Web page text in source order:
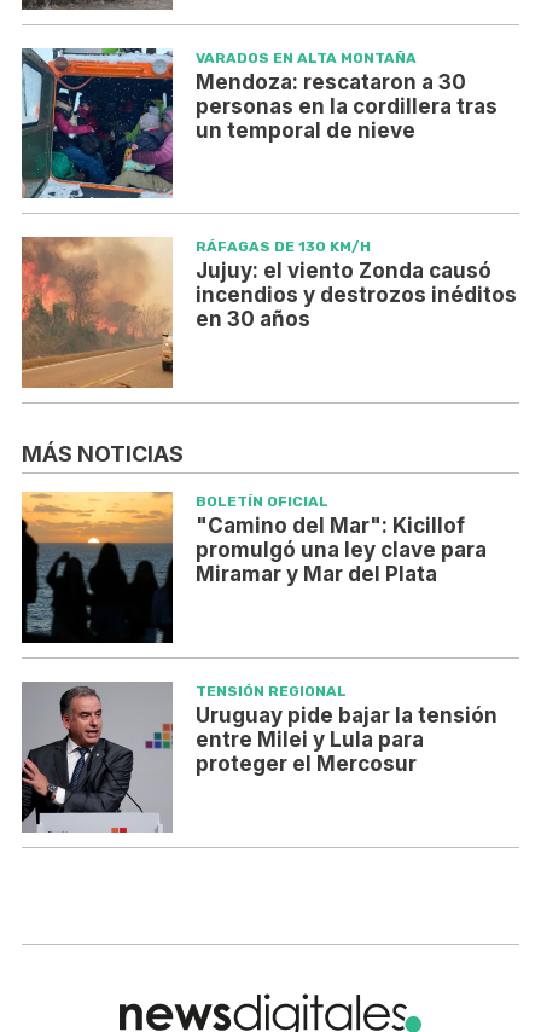
VARADOS EN ALTA MONTAÑA
Mendoza: rescataron a 30
personas en la cordillera tras
un temporal de nieve
RÁFAGAS DE 130 KM/H
Jujuy: el viento Zonda causó
incendios y destrozos inéditos
en 30 años
MÁS NOTICIAS
BOLETÍN OFICIAL
"Camino del Mar": Kicillof
promulgó una ley clave para
Miramar y Mar del Plata
TENSIÓN REGIONAL
Uruguay pide bajar la tensión
entre Milei y Lula para
proteger el Mercosur